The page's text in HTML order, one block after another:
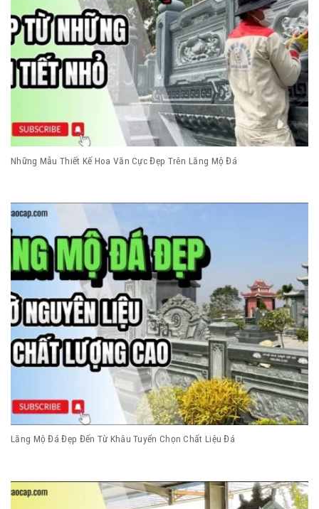
Những Mẫu Thiết Kế Hoa Văn Cực Đẹp Trên Lăng Mộ Đá
Lăng Mộ Đá Đẹp Đến Từ Khâu Tuyển Chọn Chất Liệu Đá